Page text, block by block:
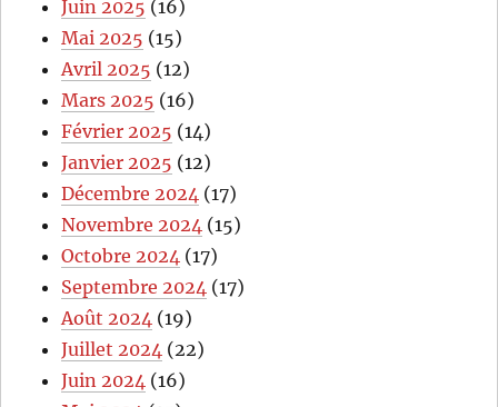
Juin 2025 (16)
Mai 2025 (15)
Avril 2025 (12)
Mars 2025 (16)
Février 2025 (14)
Janvier 2025 (12)
Décembre 2024 (17)
Novembre 2024 (15)
Octobre 2024 (17)
Septembre 2024 (17)
Août 2024 (19)
Juillet 2024 (22)
Juin 2024 (16)